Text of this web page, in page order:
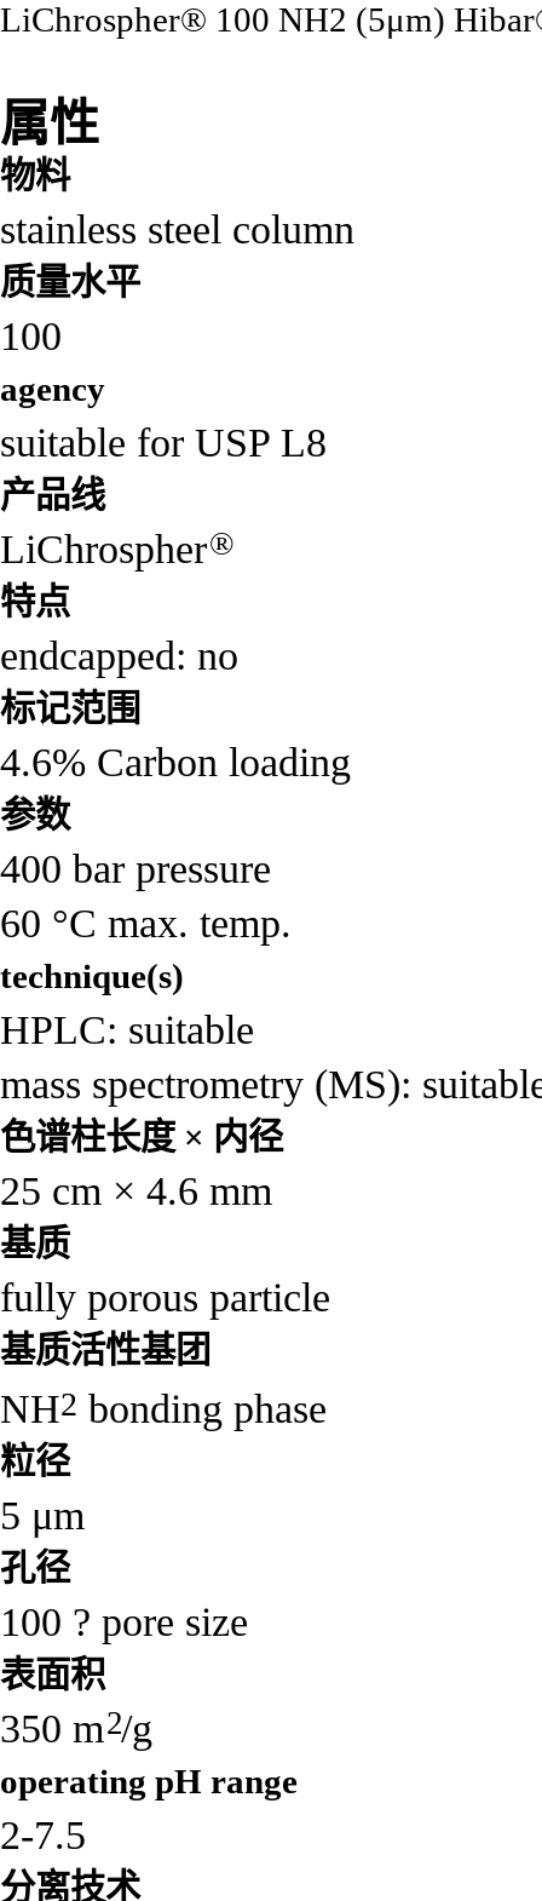
LiChrospher® 100 NH2 (5μm)
属性
物料
stainless steel column
质量水平
100
agency
suitable for USP L8
产品线
LiChrospher®
特点
endcapped: no
标记范围
4.6% Carbon loading
参数
400 bar pressure
60 °C max. temp.
technique(s)
HPLC: suitable
mass spectrometry (MS):
色谱柱长度 × 内径
25 cm × 4.6 mm
基质
fully porous particle
基质活性基团
NH2 bonding phase
粒径
5 μm
孔径
100 ? pore size
表面积
350 m2/g
operating pH range
2-7.5
分离技术